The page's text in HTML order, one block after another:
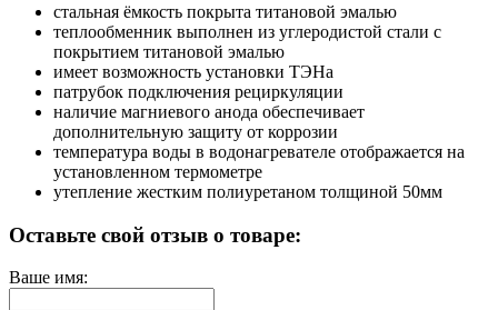
стальная ёмкость покрыта титановой эмалью
теплообменник выполнен из углеродистой стали с
покрытием титановой эмалью
имеет возможность установки ТЭНа
патрубок подключения рециркуляции
наличие магниевого анода обеспечивает
дополнительную защиту от коррозии
температура воды в водонагревателе отображается на
установленном термометре
утепление жестким полиуретаном толщиной 50мм
Оставьте свой отзыв о товаре:
Ваше имя: